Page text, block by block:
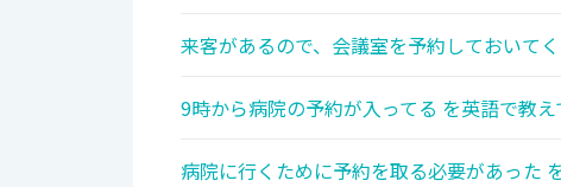
来客があるので、会議室を予約しておいて
9時から病院の予約が入ってる を英語で教え
病院に行くために予約を取る必要があった